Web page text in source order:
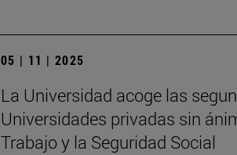
05 | 11 | 2025
La Universidad acoge las
Universidades privadas sin
Trabajo y la Seguridad Social